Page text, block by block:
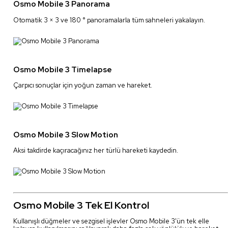
Osmo Mobile 3 Panorama
Otomatik 3 × 3 ve 180 ° panoramalarla tüm sahneleri yakalayın.
Osmo Mobile 3 Timelapse
Çarpıcı sonuçlar için yoğun zaman ve hareket.
Osmo Mobile 3 Slow Motion
Aksi takdirde kaçıracağınız her türlü hareketi kaydedin.
Osmo Mobile 3 Tek El Kontrol
Kullanışlı düğmeler ve sezgisel işlevler Osmo Mobile 3'ün tek elle